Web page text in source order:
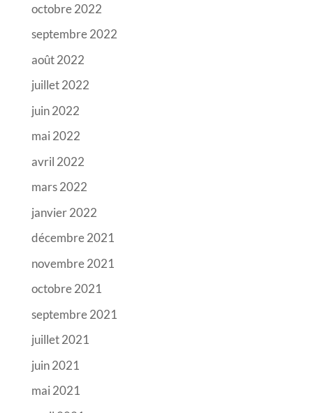
octobre 2022
septembre 2022
août 2022
juillet 2022
juin 2022
mai 2022
avril 2022
mars 2022
janvier 2022
décembre 2021
novembre 2021
octobre 2021
septembre 2021
juillet 2021
juin 2021
mai 2021